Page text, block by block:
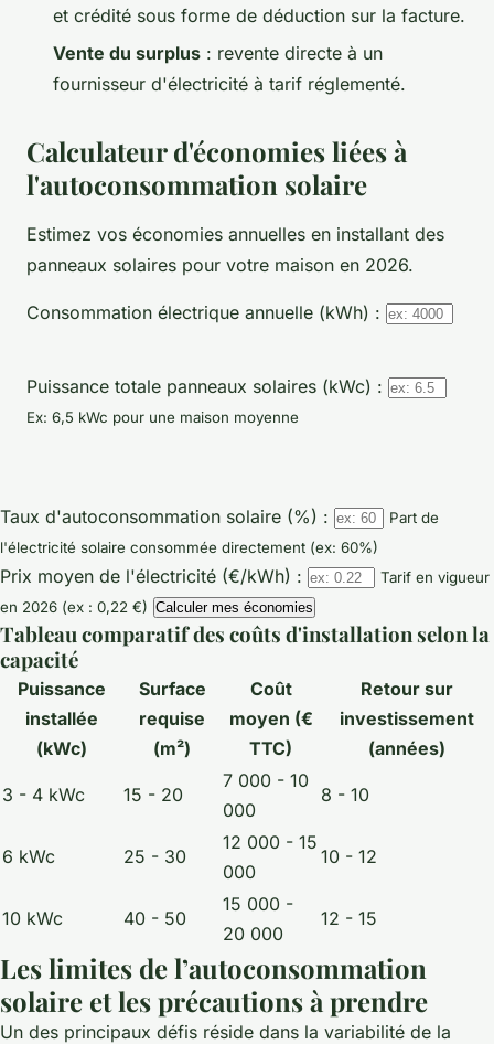
et crédité sous forme de déduction sur la facture.
Vente du surplus : revente directe à un
fournisseur d'électricité à tarif réglementé.
Calculateur d'économies liées à
l'autoconsommation solaire
Estimez vos économies annuelles en installant des
panneaux solaires pour votre maison en 2026.
Consommation électrique annuelle (kWh) :
Puissance totale panneaux solaires (kWc) :
Ex: 6,5 kWc pour une maison moyenne
Taux d'autoconsommation solaire (%) :
Part de
l'électricité solaire consommée directement (ex: 60%)
Prix moyen de l'électricité (€/kWh) :
Tarif en vigueur
en 2026 (ex : 0,22 €) Calculer mes économies
Tableau comparatif des coûts d'installation selon la
capacité
Puissance
installée
(kWc)
Surface
requise
(m²)
Coût
moyen (€
TTC)
Retour sur
investissement
(années)
3 - 4 kWc 15 - 20
7 000 - 10
000
8 - 10
6 kWc 25 - 30
12 000 - 15
000
10 - 12
10 kWc 40 - 50
15 000 -
20 000
12 - 15
Les limites de l’autoconsommation
solaire et les précautions à prendre
Un des principaux défis réside dans la variabilité de la